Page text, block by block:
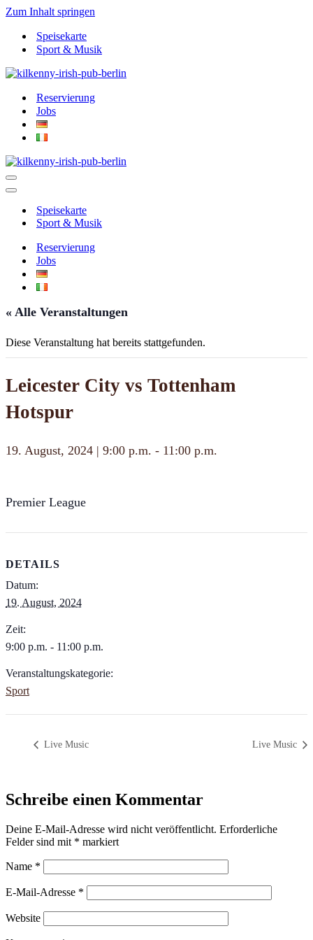
Zum Inhalt springen
Speisekarte
Sport & Musik
Reservierung
Jobs
Navigationsmenü
Navigationsmenü
Speisekarte
Sport & Musik
Reservierung
Jobs
« Alle Veranstaltungen
Diese Veranstaltung hat bereits stattgefunden.
Leicester City vs Tottenham
Hotspur
19. August, 2024 | 9:00 p.m. - 11:00 p.m.
Premier League
DETAILS
Datum:
19. August, 2024
Zeit:
9:00 p.m. - 11:00 p.m.
Veranstaltungskategorie:
Sport
Live Music Live Music
Schreibe einen Kommentar
Deine E-Mail-Adresse wird nicht veröffentlicht. Erforderliche
Felder sind mit * markiert
Name *
E-Mail-Adresse *
Website